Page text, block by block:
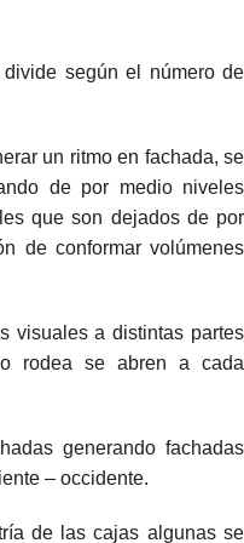
según el número de
un ritmo en fachada, se
de por medio niveles
que son dejados de por
de conformar volúmenes
visuales a distintas partes
rodea se abren a cada
generando fachadas
– occidente.
de las cajas algunas se